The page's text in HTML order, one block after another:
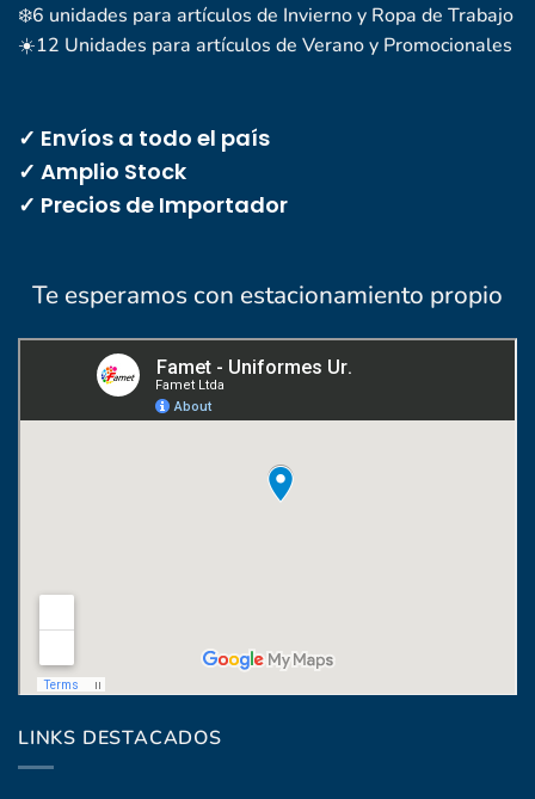
❄️6 unidades para artículos de Invierno y Ropa de Trabajo
☀️12 Unidades para artículos de Verano y Promocionales
✓ Envíos a todo el país
✓ Amplio Stock
✓ Precios de Importador
Te esperamos con estacionamiento propio
LINKS DESTACADOS